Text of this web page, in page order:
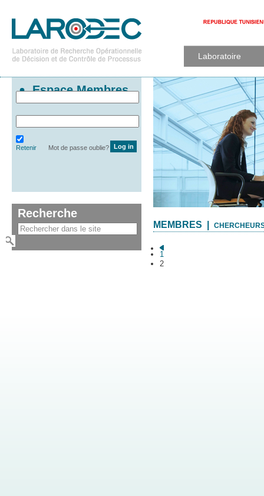
Laboratoire
MEMBRES |
1
2
Espace Membres
Retenir Mot de passe oublie?
Recherche